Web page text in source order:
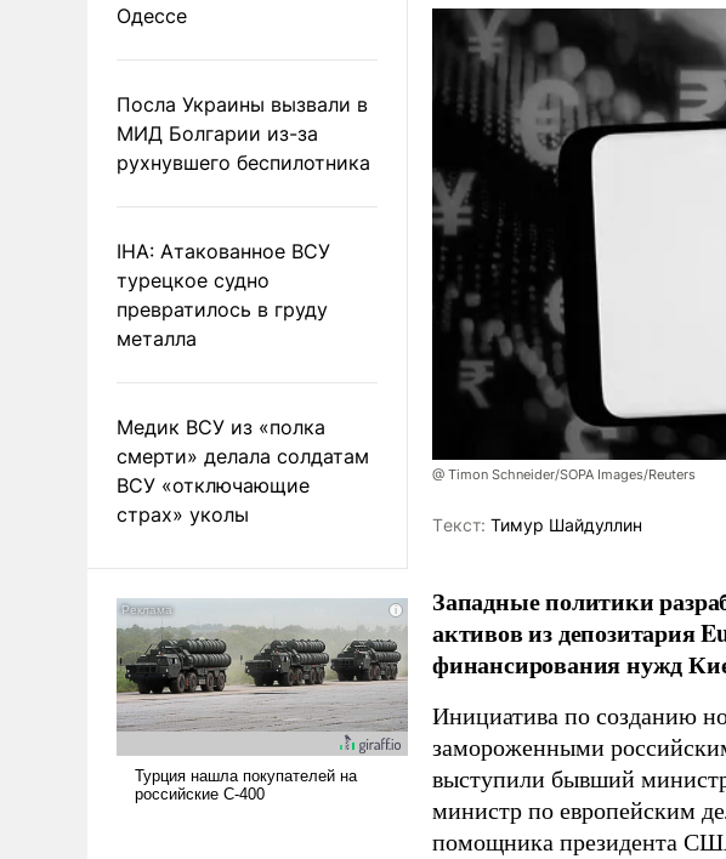
Одессе
Посла Украины вызвали в
МИД Болгарии из-за
рухнувшего беспилотника
IHA: Атакованное ВСУ
турецкое судно
превратилось в груду
металла
Медик ВСУ из «полка
смерти» делала солдатам
ВСУ «отключающие
страх» уколы
@ Timon Schneider/SOPA Images/Reuters
Tекст: Тимур Шайдуллин
Западные политики
активов из депозитария
финансирования нужд
Инициатива по созданию
замороженными
выступили бывший
министр по европейским
помощника президента